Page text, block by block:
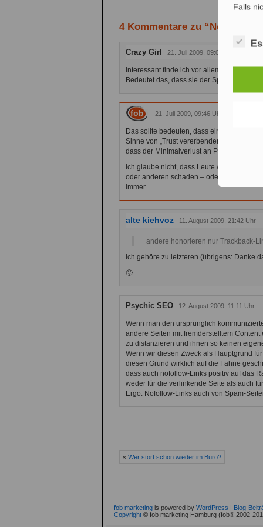
4 Kommentare zu “Nofollow –
Crazy Girl 21. Juli 2009, 09:00 Uhr
Interessant finde ich vor allem den 2ten
Bedeutet das, dass sie der Spam Seite
fob 21. Juli 2009, 09:46 Uhr
Das sollte bedeuten, dass ein Nofollow-
Sinne von „Trust vererbender Bad-
dass der Minimalverlust an PageRank
Ich glaube nicht, dass Leute wie Matt
oder anderen schaden – oder Spammern
immer.
alte kiehvoz 11. August 2009, 21:42 Uhr
andere honorieren nur Trackback-
Ich gehöre zu letzteren (übrigens: Danke
🙂
Psychic SEO 12. August 2009, 11:11 Uhr
Wenn man den ursprünglich
andere Seiten mit fremderstelltem
zu distanzieren und ihnen so keinen
Wenn wir diesen Zweck als Hauptgrund
diesen Grund wirklich auf die Fahne
dass auch nofollow-Links positiv auf das
weder für die verlinkende Seite als auch
Ergo: Nofollow-Links auch von Spam-
« Wer stört schon wieder im Büro?
fob marketing is powered by WordPress | Blog-
Copyright © fob marketing Hamburg (fob® 2002-
Falls